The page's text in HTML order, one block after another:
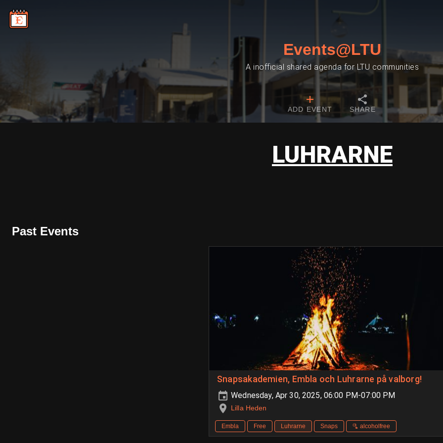
Events@LTU
A inofficial shared agenda for LTU communities
ADD EVENT SHARE
LUHRARNE
Past Events
Snapsakademien, Embla och Luhrarne på valborg!
Wednesday, Apr 30, 2025, 06:00 PM-07:00 PM
Lilla Heden
Embla Free Luhrarne Snaps 🫗 alcoholfree